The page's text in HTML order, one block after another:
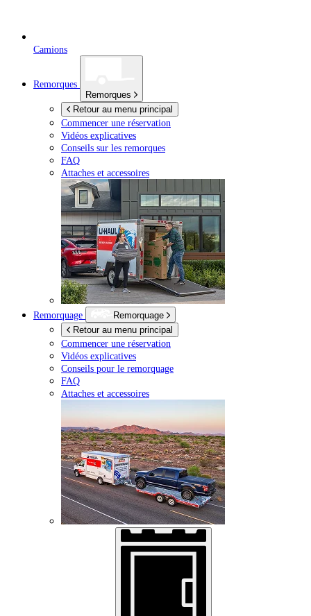
Camions
Remorques
Remorques
Retour au menu principal
Commencer une réservation
Vidéos explicatives
Conseils sur les remorques
FAQ
Attaches et accessoires
Remorquage
Remorquage
Retour au menu principal
Commencer une réservation
Vidéos explicatives
Conseils pour le remorquage
FAQ
Attaches et accessoires